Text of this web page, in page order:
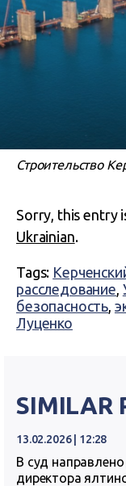
Строительство
Sorry, this entry
Ukrainian.
Tags:
расследование,
безопасность,
Луценко
SIMILAR
13.02.2026 | 12:28
В суд
директора